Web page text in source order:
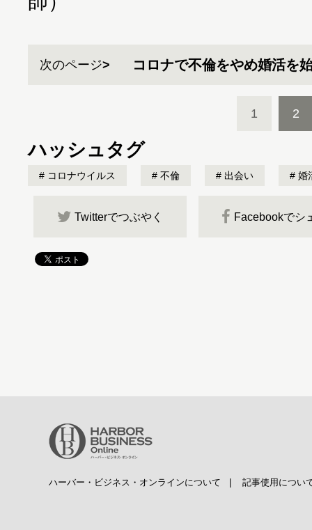
次のページ コロナで不倫をやめ婚活を
1 2
ハッシュタグ
コロナウイルス 不倫 出会い 婚
Twitterでつぶやく Facebookでシ
ハーバー・ビジネス・オンラインについて 記事使用につい